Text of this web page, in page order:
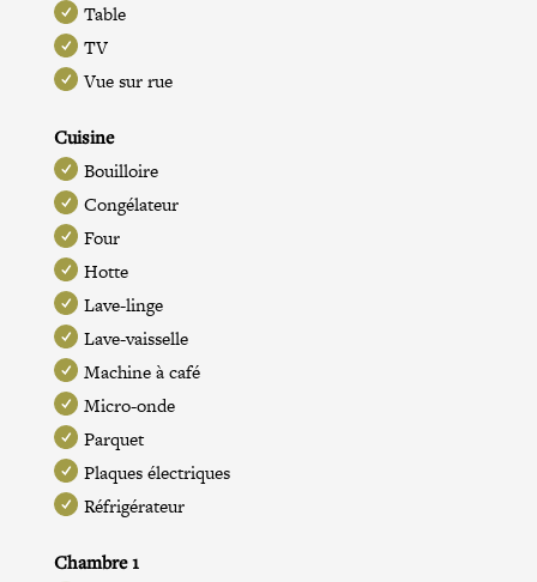
Table
TV
Vue sur rue
Cuisine
Bouilloire
Congélateur
Four
Hotte
Lave-linge
Lave-vaisselle
Machine à café
Micro-onde
Parquet
Plaques électriques
Réfrigérateur
Chambre 1